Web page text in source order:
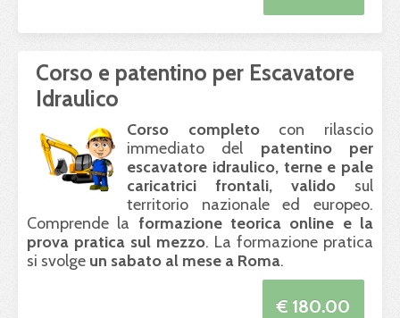
Corso e patentino per Escavatore
Idraulico
Corso completocon rilascio
immediato del patentino per
escavatore idraulico, terne e pale
caricatrici frontali, valido sul
territorio nazionale ed europeo.
Comprende la formazione teorica online e la
prova pratica sul mezzo. La formazione pratica
si svolge un sabato al mese a Roma.
€ 180.00